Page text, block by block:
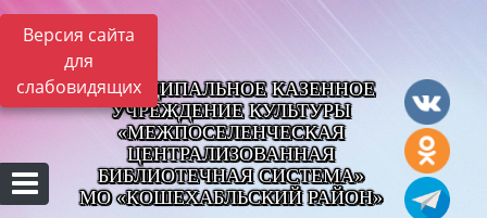
Версия сайта
для
слабовидящихМУНИЦИПАЛЬНОЕ КАЗЕННОЕ
УЧРЕЖДЕНИЕ КУЛЬТУРЫ
«МЕЖПОСЕЛЕНЧЕСКАЯ
ЦЕНТРАЛИЗОВАННАЯ
БИБЛИОТЕЧНАЯ СИСТЕМА»
МО «КОШЕХАБЛЬСКИЙ РАЙОН»